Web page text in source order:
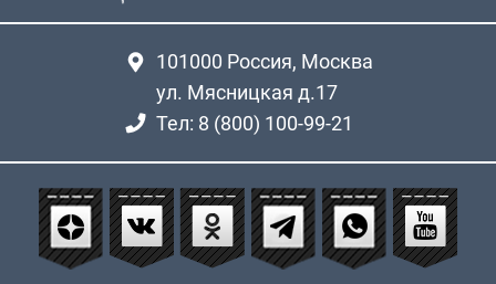
101000 Россия, Москва
ул. Мясницкая д.17
Тел: 8 (800) 100-99-21